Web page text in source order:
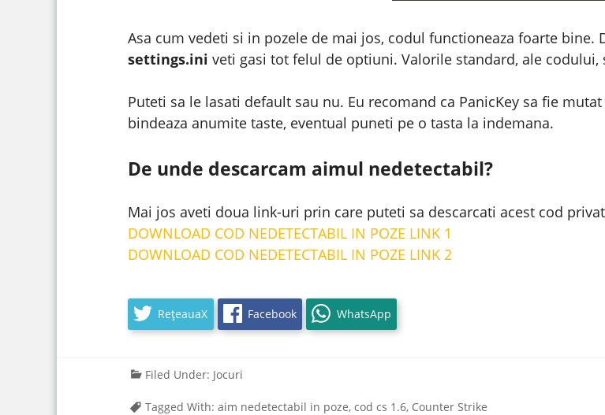
Asa cum vedeti si in pozele de mai jos, codul functioneaza foarte bine.
settings.ini veti gasi tot felul de optiuni. Valorile standard, ale codului,
Puteti sa le lasati default sau nu. Eu recomand ca PanicKey sa fie
bindeaza anumite taste, eventual puneti pe o tasta la indemana.
De unde descarcam aimul nedetectabil?
Mai jos aveti doua link-uri prin care puteti sa descarcati acest cod
DOWNLOAD COD NEDETECTABIL IN POZE LINK 1
DOWNLOAD COD NEDETECTABIL IN POZE LINK 2
RețeauaX Facebook WhatsApp
Filed Under: Jocuri
Tagged With: aim nedetectabil in poze, cod cs 1.6, Counter Strike